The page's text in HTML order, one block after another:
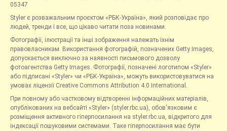
05347
Styler є розважальним проєктом «РБК-Україна», який розповідає про
людей, тренди і все, що цікаво читати поза новинами.
Фотографії, ілюстрації та інші зображення належать їхнім
правовласникам. Використання фотографій, позначених Getty Images,
допускається виключно за наявності письмового дозволу
фотоагентства Getty Images. Фотографії, позначені логотипом «Styler»
або підписані «Styler» чи «РБК-Україна», можуть використовуватися на
умовах ліцензії Creative Commons Attribution 4.0 International.
При повному або частковому відтворенні інформаційних матеріалів,
опублікованих на вебсайті «Styler» (styler.rbc.ua), обов'язковим є
розміщення активного гіперпосилання на styler.rbc.ua, відкритого для
індексації пошуковими системами. Таке гіперпосилання має бути